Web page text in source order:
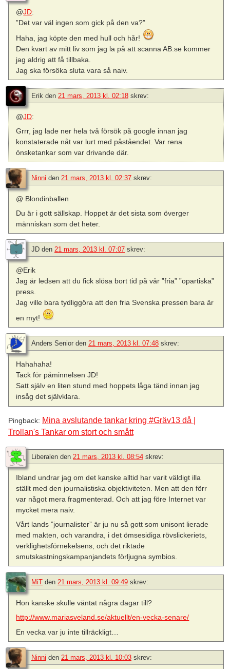
@JD:
”Det var väl ingen som gick på den va?”
Haha, jag köpte den med hull och hår!
Den kvart av mitt liv som jag la på att scanna AB.se kommer
jag aldrig att få tillbaka.
Jag ska försöka sluta vara så naiv.
Erik den 21 mars, 2013 kl. 02:18 skrev:
@JD:
Grrr, jag lade ner hela två försök på google innan jag
konstaterade nåt var lurt med påståendet. Var rena
önsketankar som var drivande där.
Ninni den 21 mars, 2013 kl. 02:37 skrev:
@ Blondinballen
Du är i gott sällskap. Hoppet är det sista som överger
människan som det heter.
JD den 21 mars, 2013 kl. 07:07 skrev:
@Erik
Jag är ledsen att du fick slösa bort tid på vår ”fria” ”opartiska”
press.
Jag ville bara tydliggöra att den fria Svenska pressen bara är
en myt!
Anders Senior den 21 mars, 2013 kl. 07:48 skrev:
Hahahaha!
Tack för påminnelsen JD!
Satt själv en liten stund med hoppets låga tänd innan jag
insåg det självklara.
Pingback: Mina avslutande tankar kring #Gräv13 då |
Trollan's Tankar om stort och smått
Liberalen den 21 mars, 2013 kl. 08:54 skrev:
Ibland undrar jag om det kanske alltid har varit väldigt illa
ställt med den journalistiska objektiviteten. Men att den förr
var något mera fragmenterad. Och att jag före Internet var
mycket mera naiv.
Vårt lands ”journalister” är ju nu så gott som unisont lierade
med makten, och varandra, i det ömsesidiga rövslickeriets,
verklighetsförnekelsens, och det riktade
smutskastningskampanjandets förljugna symbios.
MiT den 21 mars, 2013 kl. 09:49 skrev:
Hon kanske skulle väntat några dagar till?
http://www.mariasveland.se/aktuellt/en-vecka-senare/
En vecka var ju inte tillräckligt…
Ninni den 21 mars, 2013 kl. 10:03 skrev: